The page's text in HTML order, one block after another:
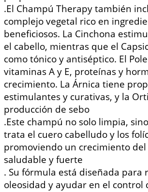
.El Champú Therapy también
complejo vegetal rico en
beneficiosos. La Cinchona
el cabello, mientras que el
como tónico y antiséptico. El
vitaminas A y E, proteínas y
crecimiento. La Árnica tiene
estimulantes y curativas, y la
producción de sebo
.Este champú no solo limpia,
trata el cuero cabelludo y los
promoviendo un crecimiento
saludable y fuerte
. Su fórmula está diseñada para
oleosidad y ayudar en el control